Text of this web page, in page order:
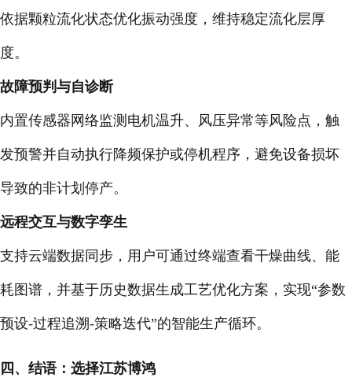
依据颗粒流化状态优化振动强度，维持稳定流化层厚
度。
故障预判与自诊断
内置传感器网络监测电机温升、风压异常等风险点，触
发预警并自动执行降频保护或停机程序，避免设备损坏
导致的非计划停产。
远程交互与数字孪生
支持云端数据同步，用户可通过终端查看干燥曲线、能
耗图谱，并基于历史数据生成工艺优化方案，实现“参数
预设-过程追溯-策略迭代”的智能生产循环。
四、结语：选择江苏博鸿